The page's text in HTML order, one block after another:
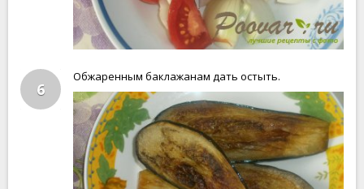
6
Обжаренным баклажанам дать остыть.